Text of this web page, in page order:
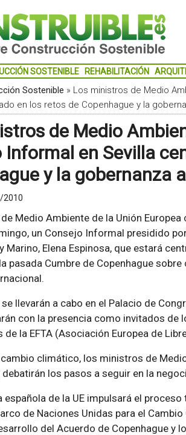
SOSTENIBLE REHABILITACIÓN
Sostenible » Los ministros de Medio
en los retos de Copenhague y la
de Medio
Informal en Sevilla
y la gobernanza
2010
Medio Ambiente de la Unión Europea
un Consejo Informal presidido
Marino, Elena Espinosa, que estará
pasada Cumbre de Copenhague
llevarán a cabo en el Palacio de
con la presencia como invitados de
de la EFTA (Asociación Europea de
climático, los ministros de
debatirán los pasos a seguir en la
española de la UE impulsará el
de Naciones Unidas para el
del Acuerdo de Copenhague y